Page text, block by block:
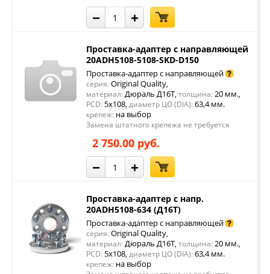
− +
Проставка-адаптер с направляющей
20ADH5108-5108-SKD-D150
Проставка-адаптер с направляющей
серия: Original Quality,
материал: Дюраль Д16Т, толщина: 20 мм.,
PCD: 5x108, диаметр ЦО (DIA): 63,4 мм.
крепеж: на выбор
Замена штатного крепежа не требуется
2 750.00 руб.
− +
Проставка-адаптер с напр.
20ADH5108-634 (Д16Т)
Проставка-адаптер с направляющей
серия: Original Quality,
материал: Дюраль Д16Т, толщина: 20 мм.,
PCD: 5x108, диаметр ЦО (DIA): 63,4 мм.
крепеж: на выбор